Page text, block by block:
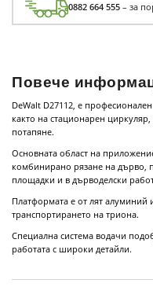
0882 664 555 – за
Повече
DeWalt D27112, е
както на стационарен
потапяне.
Основната област на
комбинирано рязане на дърво,
площадки и в дърводелски
Платформата е от лят алуминий
транспортирането на триона.
Специална система водачи
работата с широки детайли.